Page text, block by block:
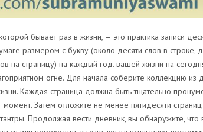
бывает раз в жизни, — это практика записи
размером с букву (около десяти слов в строке,
на страницу) на каждый год. вашей жизни на
огне. Для начала соберите коллекцию из
Каждая страница должна быть тщательно
момент. Затем отложите не менее пятидесяти
Продолжая вести дневник, вы обнаружите, что